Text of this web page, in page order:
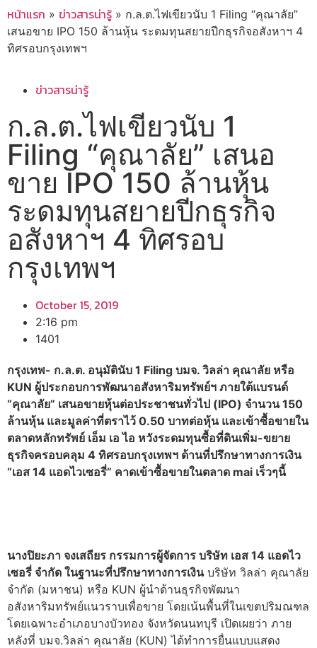
หน้าแรก » ข่าวสารน่ารู้ » ก.ล.ต.ไฟเขียวนับ 1 Filing “คุณาลัย”
เสนอขาย IPO 150 ล้านหุ้น ระดมทุนสยายปีกธุรกิจอสังหาฯ 4
ทิศรอบกรุงเทพฯ
ข่าวสารน่ารู้
ก.ล.ต.ไฟเขียวนับ 1
Filing “คุณาลัย” เสนอ
ขาย IPO 150 ล้านหุ้น
ระดมทุนสยายปีกธุรกิจ
อสังหาฯ 4 ทิศรอบ
กรุงเทพฯ
October 15, 2019
2:16 pm
1401
กรุงเทพ- ก.ล.ต. อนุมัตินับ 1 Filing บมจ. วิลล่า คุณาลัย หรือ
KUN ผู้ประกอบการพัฒนาอสังหาริมทรัพย์ฯ ภายใต้แบรนด์
“คุณาลัย” เสนอขายหุ้นต่อประชาชนทั่วไป (IPO) จำนวน 150
ล้านหุ้น และมูลค่าที่ตราไว้ 0.50 บาทต่อหุ้น และเข้าซื้อขายใน
ตลาดหลักทรัพย์ เอ็ม เอ ไอ หวังระดมทุนซื้อที่ดินเพิ่ม-ขยาย
ธุรกิจครอบคลุม 4 ทิศรอบกรุงเทพฯ ด้านที่ปรึกษาทางการเงิน
“เอส 14 แอดไวเซอรี่” คาดเข้าซื้อขายในตลาด mai เร็วๆนี้
นางปิยะภา จงเสถียร กรรมการผู้จัดการ บริษัท เอส 14 แอดไว
เซอรี่ จำกัด ในฐานะที่ปรึกษาทางการเงินบริษัท วิลล่า คุณาลัย
จำกัด (มหาชน) หรือ KUN ผู้นำด้านธุรกิจพัฒนา
อสังหาริมทรัพย์แนวราบเพื่อขาย โดยเน้นพื้นที่ในเขตปริมณฑล
โดยเฉพาะอำเภอบางบัวทอง จังหวัดนนทบุรี เปิดเผยว่า ภาย
หลังที่ บมจ.วิลล่า คุณาลัย (KUN) ได้ทำการยื่นแบบแสดง